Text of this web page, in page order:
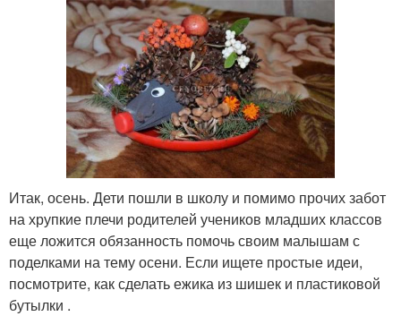
Итак, осень. Дети пошли в школу и помимо прочих забот
на хрупкие плечи родителей учеников младших классов
еще ложится обязанность помочь своим малышам с
поделками на тему осени. Если ищете простые идеи,
посмотрите, как сделать ежика из шишек и пластиковой
бутылки .